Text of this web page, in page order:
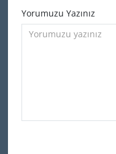
Yorumuzu Yazınız